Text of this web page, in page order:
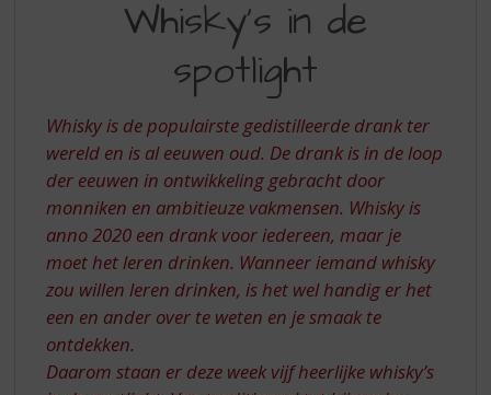
Whisky's in de
spotlight
Whisky is de populairste gedistilleerde drank ter
wereld en is al eeuwen oud. De drank is in de loop
der eeuwen in ontwikkeling gebracht door
monniken en ambitieuze vakmensen. Whisky is
anno 2020 een drank voor iedereen, maar je
moet het leren drinken. Wanneer iemand whisky
zou willen leren drinken, is het wel handig er het
een en ander over te weten en je smaak te
ontdekken.
Daarom staan er deze week vijf heerlijke whisky’s